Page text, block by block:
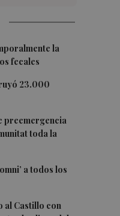
la
fecales
23.000
preemergencia
toda la
a todos los
al Castillo con